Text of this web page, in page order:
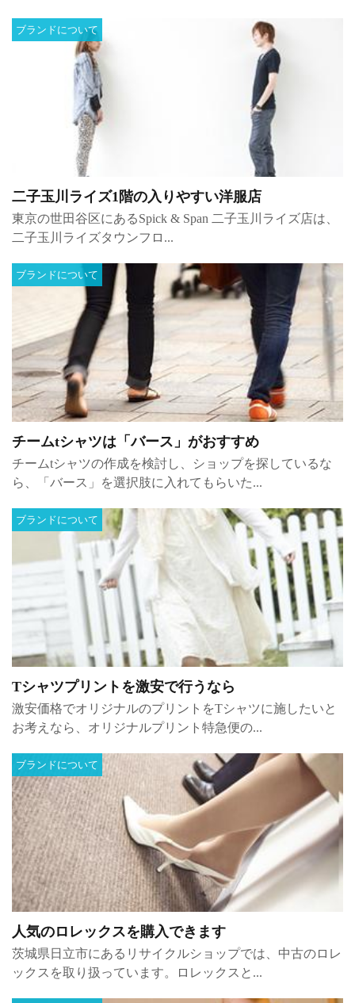
二子玉川ライズ1階の入りやすい洋服店
ブランドについて
東京の世田谷区にあるSpick & Span 二子玉川ライズ店は、
二子玉川ライズタウンフロ...
チームtシャツは「バース」がおすすめ
ブランドについて
チームtシャツの作成を検討し、ショップを探しているな
ら、「バース」を選択肢に入れてもらいた...
Tシャツプリントを激安で行うなら
ブランドについて
激安価格でオリジナルのプリントをTシャツに施したいと
お考えなら、オリジナルプリント特急便の...
人気のロレックスを購入できます
ブランドについて
茨城県日立市にあるリサイクルショップでは、中古のロレ
ックスを取り扱っています。ロレックスと...